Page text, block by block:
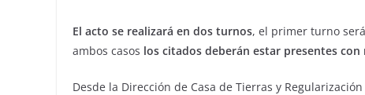
El acto se realizará en dos turnos, el primer turno será
ambos casos los citados deberán estar presentes
Desde la Dirección de Casa de Tierras y